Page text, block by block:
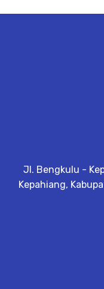
Jl. Bengkulu -
Kepahiang,